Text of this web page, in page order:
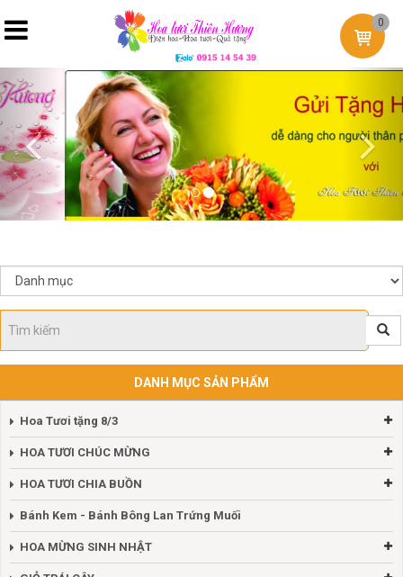
0
Previous
DANH MỤC SẢN PHẨM
Hoa Tươi tặng 8/3
Bánh Kem - Bánh Bông Lan Trứng Muối
HOA MỪNG SINH NHẬT